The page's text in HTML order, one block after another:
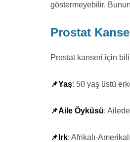
göstermeyebilir.
Prostat
Prostat kanseri için
📌Yaş: 50 yaş üstü
📌Aile Öyküsü:
📌Irk: Afrikalı-